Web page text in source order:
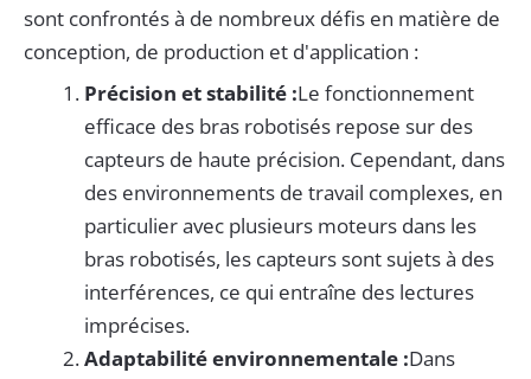
sont confrontés à de nombreux défis en matière de
conception, de production et d'application :
Précision et stabilité :Le fonctionnement
efficace des bras robotisés repose sur des
capteurs de haute précision. Cependant, dans
des environnements de travail complexes, en
particulier avec plusieurs moteurs dans les
bras robotisés, les capteurs sont sujets à des
interférences, ce qui entraîne des lectures
imprécises.
Adaptabilité environnementale :Dans